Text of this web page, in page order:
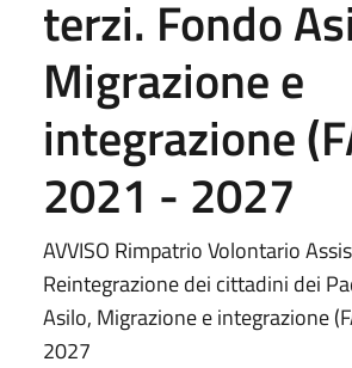
terzi. Fondo
Migrazione e
integrazione
2021 - 2027
AVVISO Rimpatrio Volontario
Reintegrazione dei cittadini dei
Asilo, Migrazione e integrazione
2027